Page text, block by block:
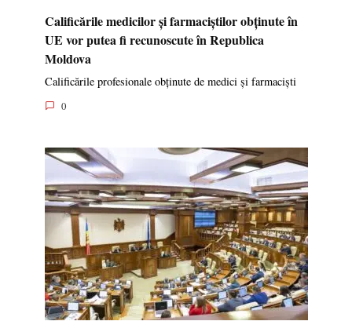
Calificările medicilor și farmaciștilor obținute în
UE vor putea fi recunoscute în Republica
Moldova
Calificările profesionale obținute de medici și farmaciști
0